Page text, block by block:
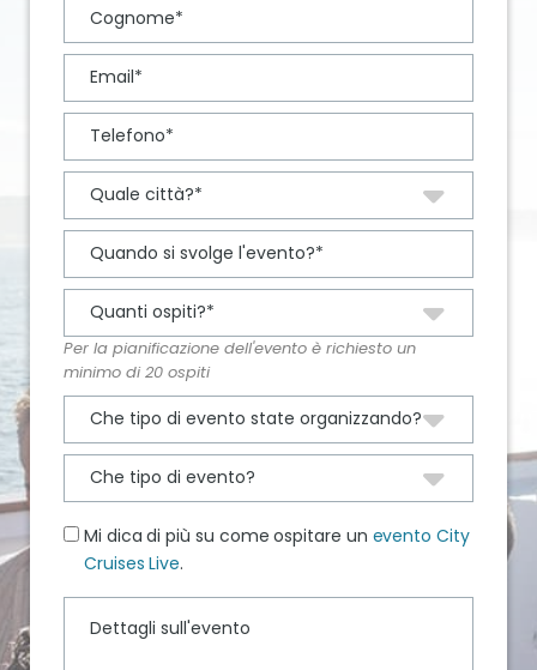
Per la pianificazione dell'evento è richiesto un
minimo di 20 ospiti
Mi dica di più su come ospitare un evento City
Cruises Live.